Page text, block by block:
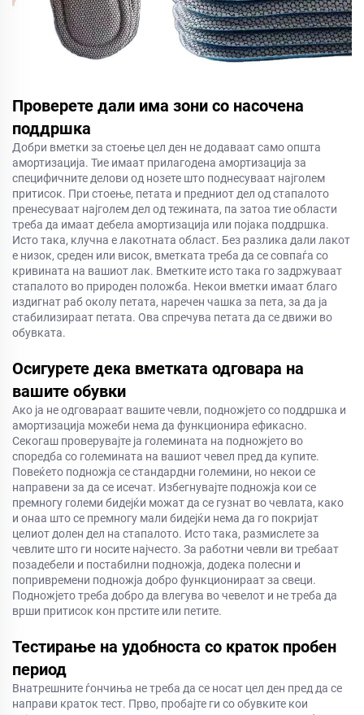
Проверете дали има зони со насочена
поддршка
Добри вметки за стоење цел ден не додаваат само општа
амортизација. Тие имаат прилагодена амортизација за
специфичните делови од нозете што поднесуваат најголем
притисок. При стоење, петата и предниот дел од стапалото
пренесуваат најголем дел од тежината, па затоа тие области
треба да имаат дебела амортизација или појака поддршка.
Исто така, клучна е лакотната област. Без разлика дали лакот
е низок, среден или висок, вметката треба да се совпаѓа со
кривината на вашиот лак. Вметките исто така го задржуваат
стапалото во природен положба. Некои вметки имаат благо
издигнат раб околу петата, наречен чашка за пета, за да ја
стабилизираат петата. Ова спречува петата да се движи во
обувката.
Осигурете дека вметката одговара на
вашите обувки
Ако ја не одговараат вашите чевли, подножјето со поддршка и
амортизација можеби нема да функционира ефикасно.
Секогаш проверувајте ја големината на подножјето во
споредба со големината на вашиот чевел пред да купите.
Повеќето подножја се стандардни големини, но некои се
направени за да се исечат. Избегнувајте подножја кои се
премногу големи бидејќи можат да се гузнат во чевлата, како
и онаа што се премногу мали бидејќи нема да го покријат
целиот долен дел на стапалото. Исто така, размислете за
чевлите што ги носите најчесто. За работни чевли ви требаат
позадебели и постабилни подножја, додека полесни и
попривремени подножја добро функционираат за свеци.
Подножјето треба добро да влегува во чевелот и не треба да
врши притисок кон прстите или петите.
Тестирање на удобноста со краток пробен
период
Внатрешните ѓончиња не треба да се носат цел ден пред да се
направи краток тест. Прво, пробајте ги со обувките кои